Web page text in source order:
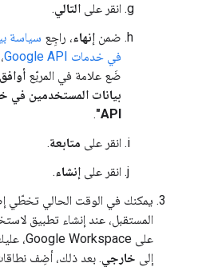
انقر على التالي.
ضمن إنهاء، راجِع سياسة
في خدمات Google API
ضَع علامة في المربّع
API"
.
انقر على متابعة.
انقر على إنشاء.
يمكنك في الوقت الحالي تخطّي
المستقبل، عند إنشاء تطبيق
على Google Workspace، عليك تغيير
إلى خارجي. بعد ذلك، أضِف